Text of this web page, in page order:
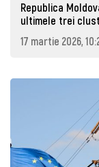
Republica
ultimele trei
17 martie 2026,